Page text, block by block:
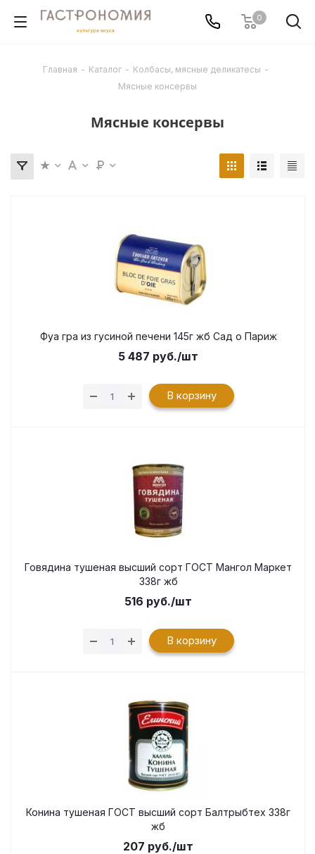
0
Главная - Каталог - Колбасы, мясные деликатесы -
Мясные консервы
Мясные консервы
Фуа гра из гусиной печени 145г жб Сад о Париж
5 487 руб./шт
В корзину
Говядина тушеная высший сорт ГОСТ Мангол Маркет
338г жб
516 руб./шт
В корзину
Конина тушеная ГОСТ высший сорт Балтрыбтех 338г
жб
207 руб./шт